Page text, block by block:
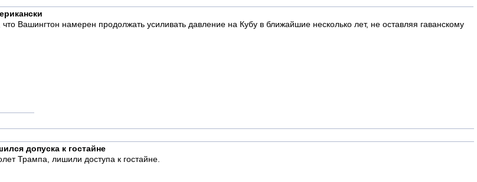
Вашингтон намерен продолжать усиливать давление на Кубу в ближайшие несколько лет, не оставляя гаванскому
допуска к гостайне
Трампа, лишили доступа к гостайне.